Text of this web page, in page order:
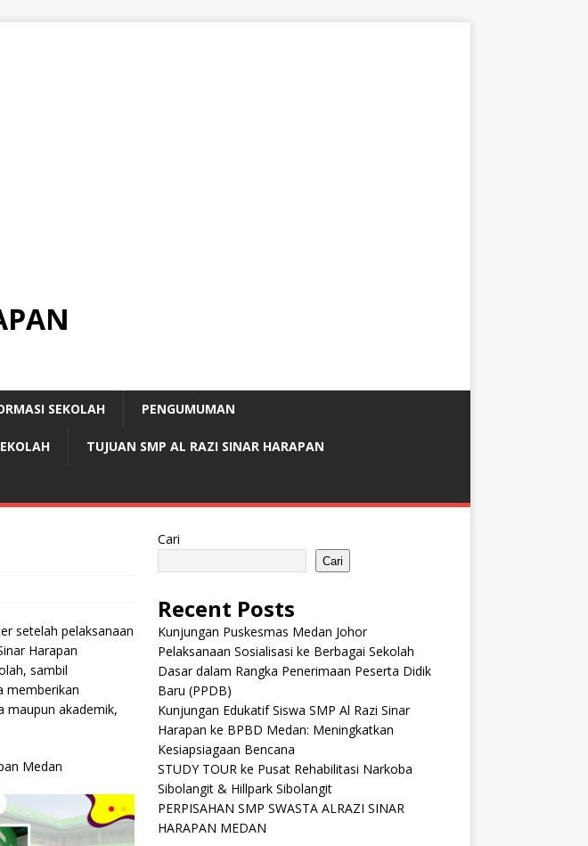
SEKOLAH PENGUMUMAN
TUJUAN SMP AL RAZI SINAR HARAPAN
setelah pelaksanaan
Harapan
sambil
memberikan
maupun akademik,
Medan
Cari
Cari
Recent Posts
Kunjungan Puskesmas Medan Johor
Pelaksanaan Sosialisasi ke Berbagai Sekolah
Dasar dalam Rangka Penerimaan Peserta Didik
Baru (PPDB)
Kunjungan Edukatif Siswa SMP Al Razi Sinar
Harapan ke BPBD Medan: Meningkatkan
Kesiapsiagaan Bencana
STUDY TOUR ke Pusat Rehabilitasi Narkoba
Sibolangit & Hillpark Sibolangit
PERPISAHAN SMP SWASTA ALRAZI SINAR
HARAPAN MEDAN